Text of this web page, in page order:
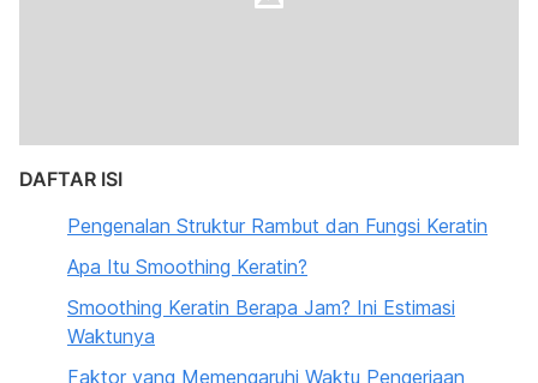
DAFTAR ISI
Pengenalan Struktur Rambut dan Fungsi Keratin
Apa Itu Smoothing Keratin?
Smoothing Keratin Berapa Jam? Ini Estimasi
Waktunya
Faktor yang Memengaruhi Waktu Pengerjaan